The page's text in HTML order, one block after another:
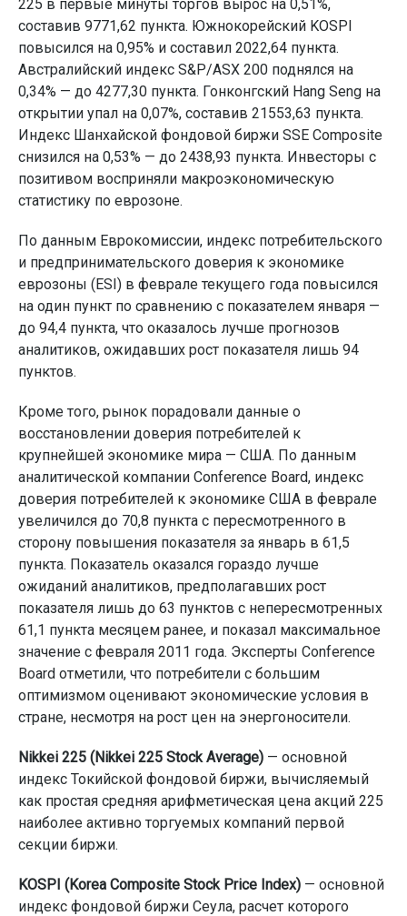
225 в первые минуты торгов вырос на 0,51%,
составив 9771,62 пункта. Южнокорейский KOSPI
повысился на 0,95% и составил 2022,64 пункта.
Австралийский индекс S&P/ASX 200 поднялся на
0,34% — до 4277,30 пункта. Гонконгский Hang Seng на
открытии упал на 0,07%, составив 21553,63 пункта.
Индекс Шанхайской фондовой биржи SSE Composite
снизился на 0,53% — до 2438,93 пункта. Инвесторы с
позитивом восприняли макроэкономическую
статистику по еврозоне.
По данным Еврокомиссии, индекс потребительского
и предпринимательского доверия к экономике
еврозоны (ESI) в феврале текущего года повысился
на один пункт по сравнению с показателем января —
до 94,4 пункта, что оказалось лучше прогнозов
аналитиков, ожидавших рост показателя лишь 94
пунктов.
Кроме того, рынок порадовали данные о
восстановлении доверия потребителей к
крупнейшей экономике мира — США. По данным
аналитической компании Conference Board, индекс
доверия потребителей к экономике США в феврале
увеличился до 70,8 пункта с пересмотренного в
сторону повышения показателя за январь в 61,5
пункта. Показатель оказался гораздо лучше
ожиданий аналитиков, предполагавших рост
показателя лишь до 63 пунктов с непересмотренных
61,1 пункта месяцем ранее, и показал максимальное
значение с февраля 2011 года. Эксперты Conference
Board отметили, что потребители с большим
оптимизмом оценивают экономические условия в
стране, несмотря на рост цен на энергоносители.
Nikkei 225 (Nikkei 225 Stock Average) — основной
индекс Токийской фондовой биржи, вычисляемый
как простая средняя арифметическая цена акций 225
наиболее активно торгуемых компаний первой
секции биржи.
KOSPI (Korea Composite Stock Price Index) — основной
индекс фондовой биржи Сеула, расчет которого